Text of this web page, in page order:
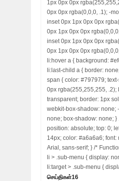
1px 0px 0px
0px 0px rgba(0,0,0, .1); -
inset 0px 1px 0px 0px
0px 1px 0px 0px
inset 0px 1px 0px 0px
0px 1px 0px 0px
li:hover a { background:
li:last-child a { border:
span { color: #797979;
0px rgba(255,255,255, .2);
transparent; border: 1px
webkit-box-shadow: none;
none; box-shadow: none; }
position: absolute; top: 0;
14px; color: #a6a6a6;
Arial, sans-serif; } /*
li > .sub-menu { display:
li:target > .sub-menu {
செய்திகள்16